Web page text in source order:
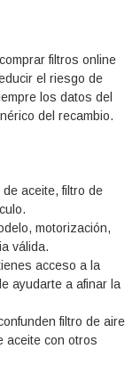
filtros online
el riesgo de
los datos del
del recambio.
aceite, filtro de
motorización,
válida.
acceso a la
ayudarte a afinar la
filtro de aire
aceite con otros